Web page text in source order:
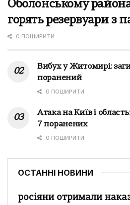
Оболонському
горять резервуари з
0 ПОШИРИТИ
Вибух у Житомирі:
поранений
0 ПОШИРИТИ
Атака на Київ і
7 поранених
0 ПОШИРИТИ
ОСТАННІ НОВИНИ
росіяни отримали